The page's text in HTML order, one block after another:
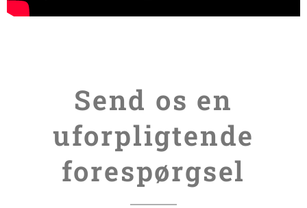
Send os en
uforpligtende
forespørgsel